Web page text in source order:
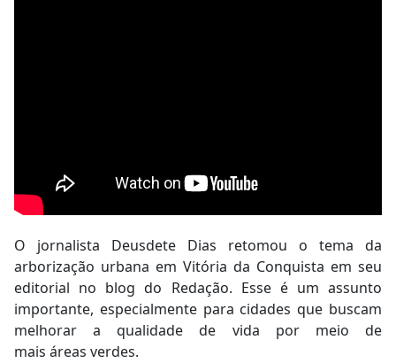
O jornalista Deusdete Dias retomou o tema da
arborização urbana em Vitória da Conquista em seu
editorial no blog do Redação. Esse é um assunto
importante, especialmente para cidades que buscam
melhorar a qualidade de vida por meio de
mais áreas verdes.